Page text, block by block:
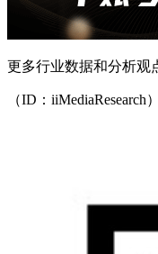
更多行业数据和分析观
（ID：iiMediaResearch）